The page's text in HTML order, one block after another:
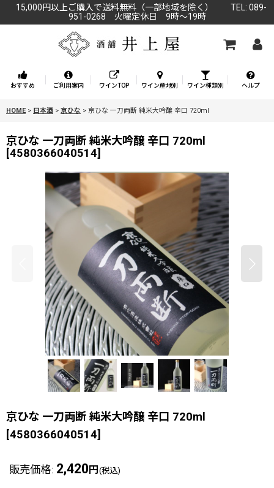
15,000円以上ご購入で送料無料（一部地域を除く） TEL: 089-
951-0268 火曜定休日 9時～19時
おすすめ ご利用案内 ワインTOP ワイン産地別 ワイン種類別 ヘルプ
HOME > 日本酒 > 京ひな > 京ひな 一刀両断 純米大吟醸 辛口 720ml
京ひな 一刀両断 純米大吟醸 辛口 720ml
[4580366040514]
京ひな 一刀両断 純米大吟醸 辛口 720ml
[4580366040514]
販売価格: 2,420 円 (税込)